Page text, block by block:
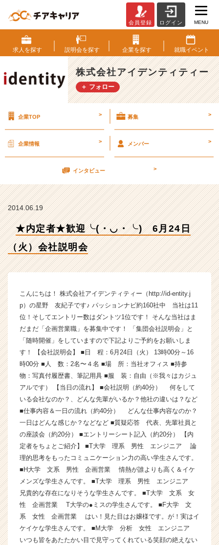
内
定
者
★
歓
迎
╰)
月
2
説
明
会
式
社
ア
イ
ン
テ
ィ
テ
ィ
ー
の
イ
ム
ラ
イ
ン】
ベ
チ
ャ
ー・
成
長
会員登録 ログイン MENU
求人を探す 説明会を探す 企業を探す 就職イベント
株式会社アイデンティティー
＋ フォロー
企業TOP > 募集 >
企業情報 > メンバー >
インタビュー >
2014.06.19
★内定者★歓迎╰(・◡・╰) 6月24日
（火）会社説明会
こんにちは！ 株式会社アイデンティティー（http://id-entity.j
p）の星野 友紀子です♪ パッションナビ約160社中 当社は11
位！そしてエントリー数はダントツ1位です！ そんな当社はま
だまだ「企画営業職」を募集中です！ 「集団会社説明会」と
「随時開催」をしていますので下記よりご予約をお願いしま
す！ 【会社説明会】 ■日 程：6月24日（火） 13時00分～16
時00分 ■人 数：2名〜４名 ■場 所：当社オフィス ■持参
物：写真付履歴書、筆記用具 ■服 装：自由（※我々はカジュ
アルです） 【当日の流れ】 ■会社説明（約40分） 何をして
いる会社なのか？、どんな先輩がいるか？他社の違いは？など
■仕事内容＆一日の流れ（約40分） どんな仕事内容なのか？
一日はどんな感じか？などなど ■質疑応答 代表、先輩社員と
の座談会（約20分） ■エントリーシート記入（約20分） 【内
定者をちょとご紹介】 ■T大学 理系 男性 エンジニア 論
理的思考をもったコミュニケーション力の高い学生さんです。
■H大学 文系 男性 企画営業 情熱が誰よりも高く＆イケ
メンズな学生さんです。 ■T大学 理系 男性 エンジニア
兄貴的な存在になりそうな学生さんです。 ■T大学 文系 女
性 企画営業 T大学の●ミスの学生さんです。 ■F大学 文
系 女性 企画営業 はい！見た目はお嬢様です。が！実はイ
ケイケな学生さんです。 ■M大学 分析 女性 エンジニア
いつも皆をあたたかい目で見守ってくれている笑顔の絶えない